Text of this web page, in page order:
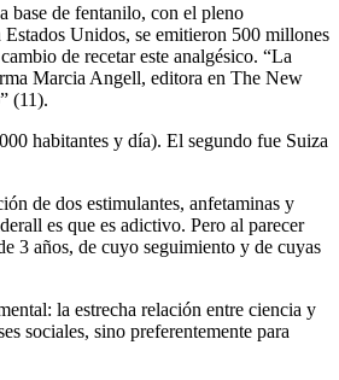
base de fentanilo, con el pleno
Unidos, se emitieron 500 millones
de recetar este analgésico. “La
Marcia Angell, editora en The New
(11).
habitantes y día). El segundo fue Suiza
de dos estimulantes, anfetaminas y
es que es adictivo. Pero al parecer
3 años, de cuyo seguimiento y de cuyas
la estrecha relación entre ciencia y
sociales, sino preferentemente para